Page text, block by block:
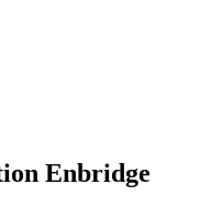
Enbridge